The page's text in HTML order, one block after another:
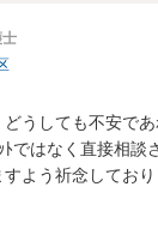
うしても不安で
ではなく直接相談
よう祈念してお